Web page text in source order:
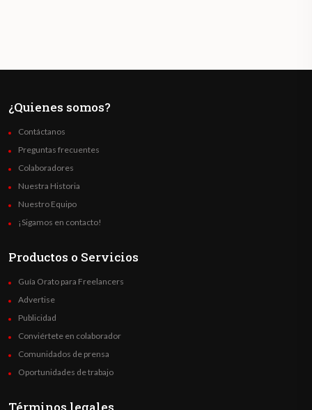
¿Quienes somos?
Contáctanos
Preguntas frecuentes
Colaboradores
Nuestra Historia
Nuestro Equipo
¡Sigamos en contacto!
Productos o Servicios
Guía Orato para Freelancers
Advertise
Publicidad
Conviértete en colaborador
Comunidados de prensa
Oportunidades de trabajo
Términos legales